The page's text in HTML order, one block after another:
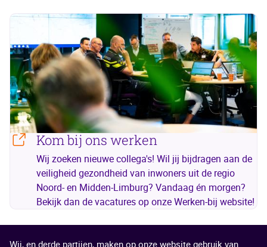
Wij, en derde partijen, maken op onze website gebruik van
Kom bij ons werken
Wij zoeken nieuwe collega's! Wil jij bijdragen aan de
veiligheid gezondheid van inwoners uit de regio
Noord- en Midden-Limburg? Vandaag én morgen?
Bekijk dan de vacatures op onze Werken-bij website!